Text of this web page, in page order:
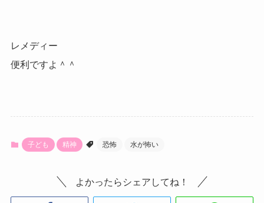
レメディー
便利ですよ＾＾
子ども 精神 恐怖 水が怖い
よかったらシェアしてね！